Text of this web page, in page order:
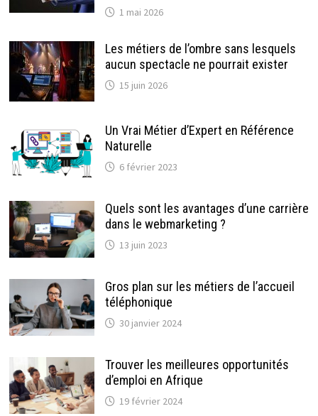
1 mai 2026
Les métiers de l’ombre sans lesquels
aucun spectacle ne pourrait exister
15 juin 2026
Un Vrai Métier d’Expert en Référence
Naturelle
6 février 2023
Quels sont les avantages d’une carrière
dans le webmarketing ?
13 juin 2023
Gros plan sur les métiers de l’accueil
téléphonique
30 janvier 2024
Trouver les meilleures opportunités
d’emploi en Afrique
19 février 2024